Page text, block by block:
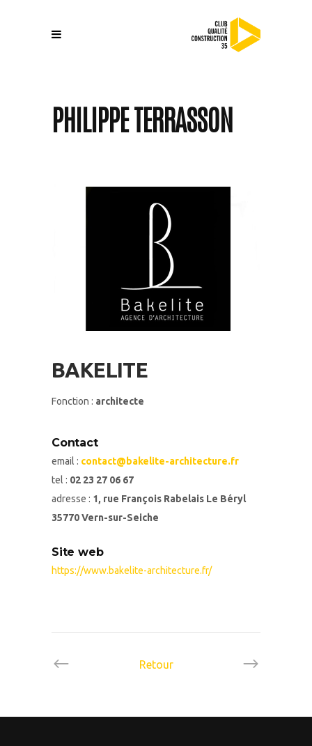
PHILIPPE TERRASSON
BAKELITE
Fonction : architecte
Contact
email : contact@bakelite-architecture.fr
tel : 02 23 27 06 67
adresse : 1, rue François Rabelais Le Béryl
35770 Vern-sur-Seiche
Site web
https://www.bakelite-architecture.fr/
Retour